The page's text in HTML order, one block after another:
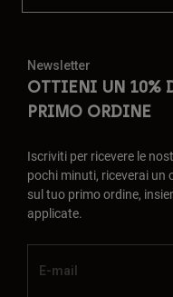
Newsletter
OTTIENI UN 10%
PRIMO ORDINE
Iscriviti per ricevere le
pochi minuti, riceverai un
sul tuo primo ordine,
applicate.